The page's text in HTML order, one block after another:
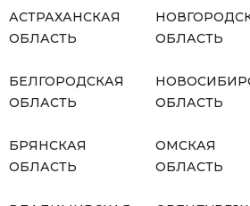
АСТРАХАНСКАЯ
ОБЛАСТЬ
БЕЛГОРОДСКАЯ
ОБЛАСТЬ
БРЯНСКАЯ
ОБЛАСТЬ
ОБЛАСТЬ
ОБЛАСТЬ
ОМСКАЯ
ОБЛАСТЬ